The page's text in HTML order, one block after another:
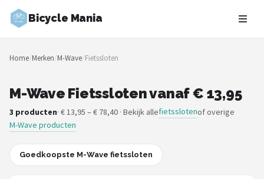
Bicycle Mania
Zoeken
NAVIGATIE
Merken
Blog
Home/Merken/M-Wave/Fietssloten
M-Wave Fietssloten vanaf € 13,95
3 producten· € 13,95 – € 78,40 · Bekijk allefietsslotenof overige
M-Wave producten
Goedkoopste M-Wave fietssloten